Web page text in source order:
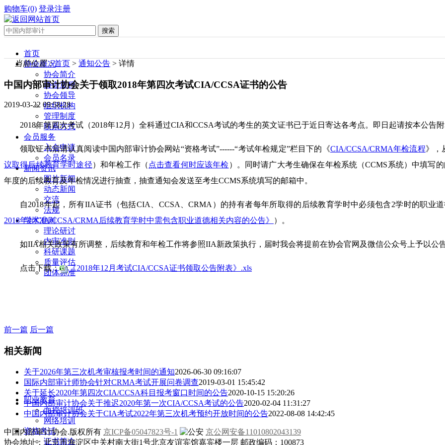
购物车(0) 登录注册
首页
协会概况
协会简介
协会章程
协会领导
组织机构
管理制度
联系方式
会员服务
入会申请
会员名录
新闻资讯
图片新闻
动态新闻
交流
法规
学术准则
理论研讨
内审准则
科研课题
质量评估
团体标准
职业教育
面授培训班
网络培训
资格考试
证书简介
当前位置：首页 > 通知公告 > 详情
中国内部审计协会关于领取2018年第四次考试CIA/CCSA证书的公告
2019-03-22 09:58:28
2018年第四次考试（2018年12月）全科通过CIA和CCSA考试的考生的英文证书已于近日寄达各考点。即日起请按本公告
领取证书后请认真阅读中国内部审计协会网站“资格考试”------“考试年检规定”栏目下的《CIA/CCSA/CRMA年检流程》，
议取得后续教育学时途径）和年检工作（ 点击查看何时应该年检 ）。同时请广大考生确保在年检系统（CCMS系统）中填写
年度的后续教育及年检情况进行抽查，抽查通知会发送至考生CCMS系统填写的邮箱中。
自2018年起，所有IIA证书（包括CIA、CCSA、CRMA）的持有者每年所取得的后续教育学时中必须包含2学时的职业
2018年起CIA/CCSA/CRMA后续教育学时中需包含职业道德相关内容的公告》
）。
如IIA相关政策有所调整，后续教育和年检工作将参照IIA新政策执行，届时我会将提前在协会官网及微信公众号上予以公
点击下载： 《2018年12月考试CIA/CCSA证书领取公告附表》.xls
前一篇 后一篇
相关新闻
关于2026年第三次机考审核报考时间的通知2026-06-30 09:16:07
国际内部审计师协会针对CRMA考试开展问卷调查2019-03-01 15:45:42
关于延长2020年第四次CIA/CCSA科目报考窗口时间的公告2020-10-15 15:20:26
中国内部审计协会关于推迟2020年第一次CIA/CCSA考试的公告2020-02-04 11:31:27
中国内部审计协会关于CIA考试2022年第三次机考预约开放时间的公告2022-08-08 14:42:45
中国内部审计协会.版权所有 京ICP备05047823号-1
京公网安备11010802043139
协会地址：北京市海淀区中关村南大街1号北京友谊宾馆嘉宾楼一层 邮政编码：100873